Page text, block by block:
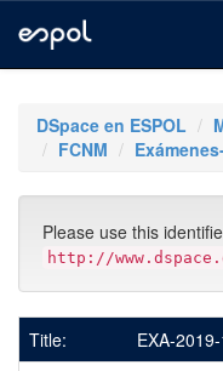
navigationDSpace en ESPOL
FCNM
Please use this
http://
Title:
EXA-